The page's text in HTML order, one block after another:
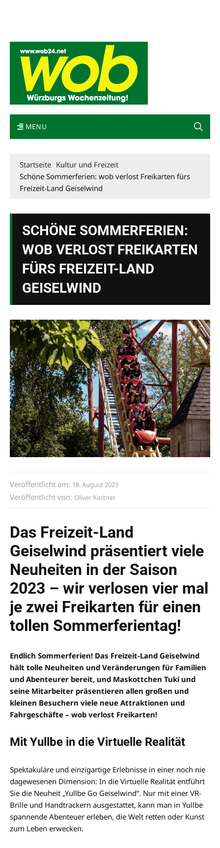
MENU
Startseite Kultur und Freizeit
Schöne Sommerferien: wob verlost Freikarten fürs
Freizeit-Land Geiselwind
SCHÖNE SOMMERFERIEN:
WOB VERLOST FREIKARTEN
FÜRS FREIZEIT-LAND
GEISELWIND
Veröffentlicht am: 18. August 2023
Veröffentlicht von: Oliver Kastner
Das Freizeit-Land
Geiselwind präsentiert viele
Neuheiten in der Saison
2023 – wir verlosen vier mal
je zwei Freikarten für einen
tollen Sommerferientag!
Endlich Sommerferien! Das Freizeit-Land Geiselwind
hält tolle Neuheiten und Veränderungen für Familien
und Abenteurer bereit, und Maskottchen Tuki und
seine Mitarbeiter präsentieren allen großen und
kleinen Besuchern viele neue Attraktionen und
Fahrgeschäfte – wob verlost Freikarten!
Mit Yullbe in die Virtuelle Realität
Spektakuläre und einzigartige Erlebnisse in einer noch nie
dagewesenen Dimension: In die Virtuelle Realität entführt
Sie die Neuheit „Yullbe Go Geiselwind“. Nur mit einer VR-
Brille und Handtrackern ausgestattet, kann man in Yullbe
spannende Abenteuer erleben, die Welt retten oder Kunst
zum Leben erwecken.